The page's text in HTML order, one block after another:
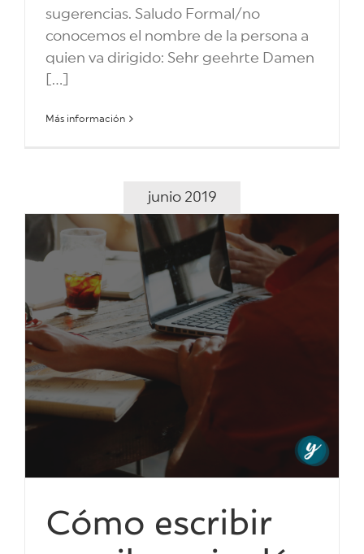
sugerencias. Saludo Formal/no
conocemos el nombre de la persona a
quien va dirigido: Sehr geehrte Damen
[...]
Más información
junio 2019
Cómo escribir